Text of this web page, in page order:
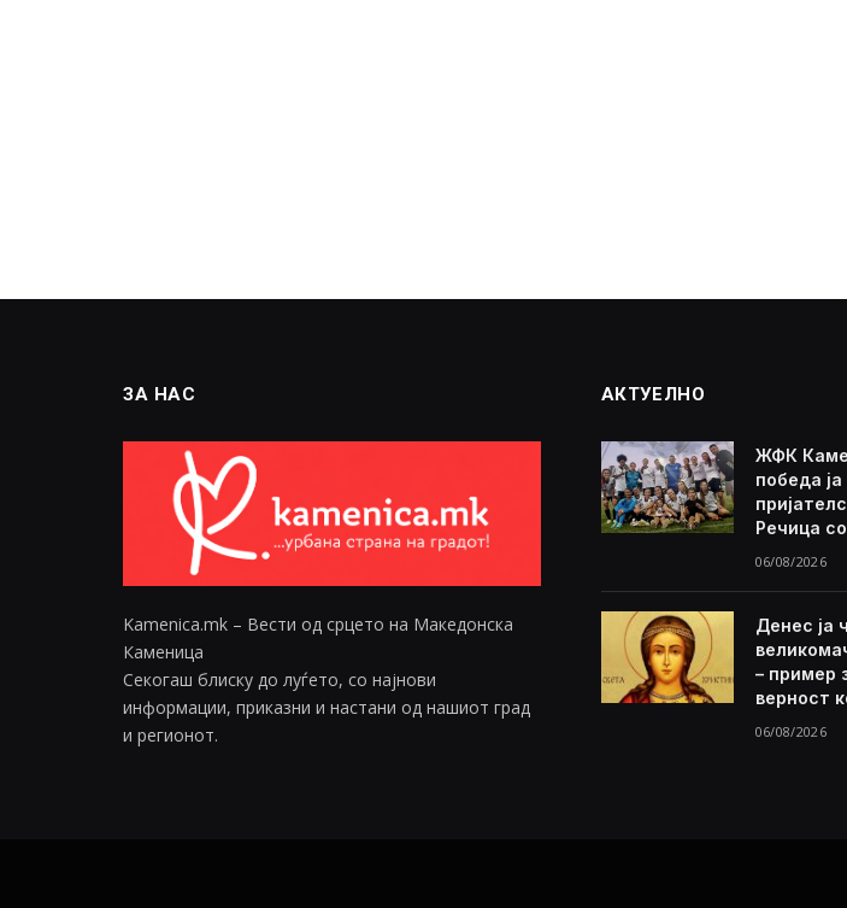
ЗА НАС
Kamenica.mk – Вести од срцето на Македонска
Каменица
Секогаш блиску до луѓето, со најнови
информации, приказни и настани од нашиот град
и регионот.
АКТУЕЛНО
ЖФК
победа
Речица
06/08/2026
Денес ја
– пример
верност
06/08/2026